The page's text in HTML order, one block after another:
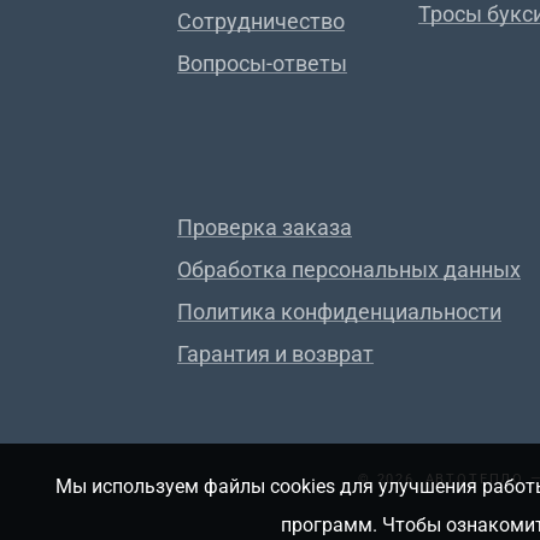
Сотрудничество
Вопросы-ответы
Тросы
Проверка заказа
Обработка персональных данных
Политика конфиденциальности
Гарантия и возврат
© 2026, АВТОТЕПЛО
Мы используем файлы cookies для улучшения
программ. Чтобы